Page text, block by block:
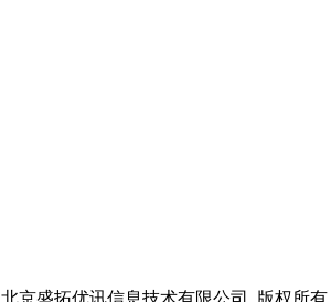
北京盛拓优讯信息技术有限公司. 版权所有